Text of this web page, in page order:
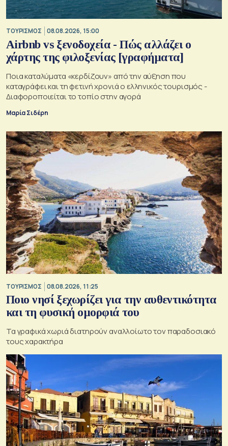
ΤΟΥΡΙΣΜΟΣ 08.08.2026, 15:00
Airbnb vs ξενοδοχεία - Πώς αλλάζει ο
χάρτης της φιλοξενίας [γραφήματα]
Ποια καταλύματα «κερδίζουν» από την αύξηση που
καταγράφει και τη φετινή χρονιά ο ελληνικός τουρισμός -
Διαφοροποιείται το τοπίο στην αγορά
Μαρία Σιδέρη
ΤΟΥΡΙΣΜΟΣ 08.08.2026, 11:25
Ποιο νησί ξεχωρίζει για την αυθεντικότητα
και τη φυσική ομορφιά του
Τα γραφικά χωριά διατηρούν αναλλοίωτο τον παραδοσιακό
τους χαρακτήρα